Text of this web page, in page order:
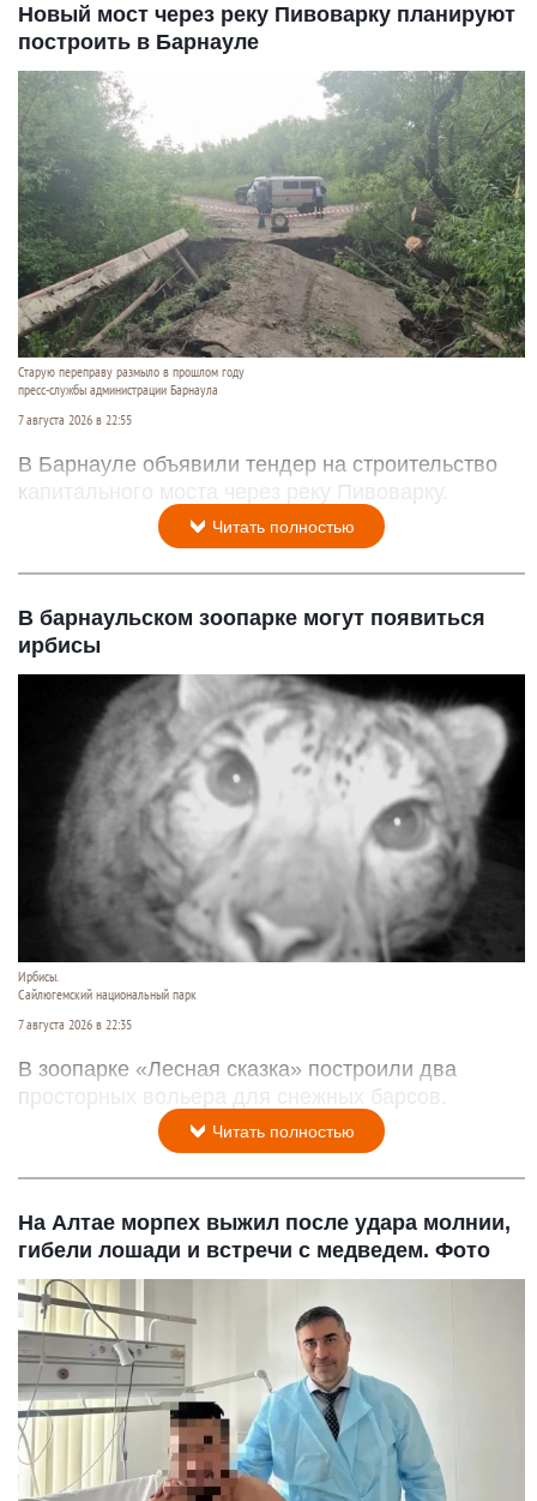
Новый мост через реку Пивоварку планируют
построить в Барнауле
Старую переправу размыло в прошлом году
пресс-службы администрации Барнаула
7 августа 2026 в 22:55
В Барнауле объявили тендер на строительство
капитального моста через реку Пивоварку.
Читать полностью
В барнаульском зоопарке могут появиться
ирбисы
Ирбисы.
Сайлюгемский национальный парк
7 августа 2026 в 22:35
В зоопарке «Лесная сказка» построили два
просторных вольера для снежных барсов.
Читать полностью
На Алтае морпех выжил после удара молнии,
гибели лошади и встречи с медведем. Фото